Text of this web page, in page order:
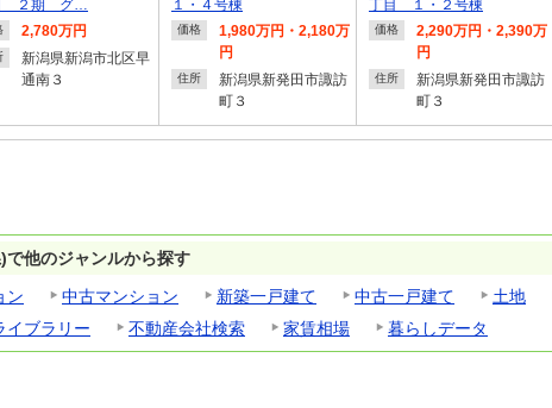
２期 グ…
2,780万円
新潟県新潟市北区早
通南３
１・４号棟
価格
1,980万円・2,180万
円
住所
新潟県新発田市諏訪
町３
丁目 １・２号棟
価格
2,290万円・2,390万
円
住所
新潟県新発田市諏訪
町３
で他のジャンルから探す
ン
中古マンション 新築一戸建て 中古一戸建て 土地
イブラリー
不動産会社検索 家賃相場 暮らしデータ